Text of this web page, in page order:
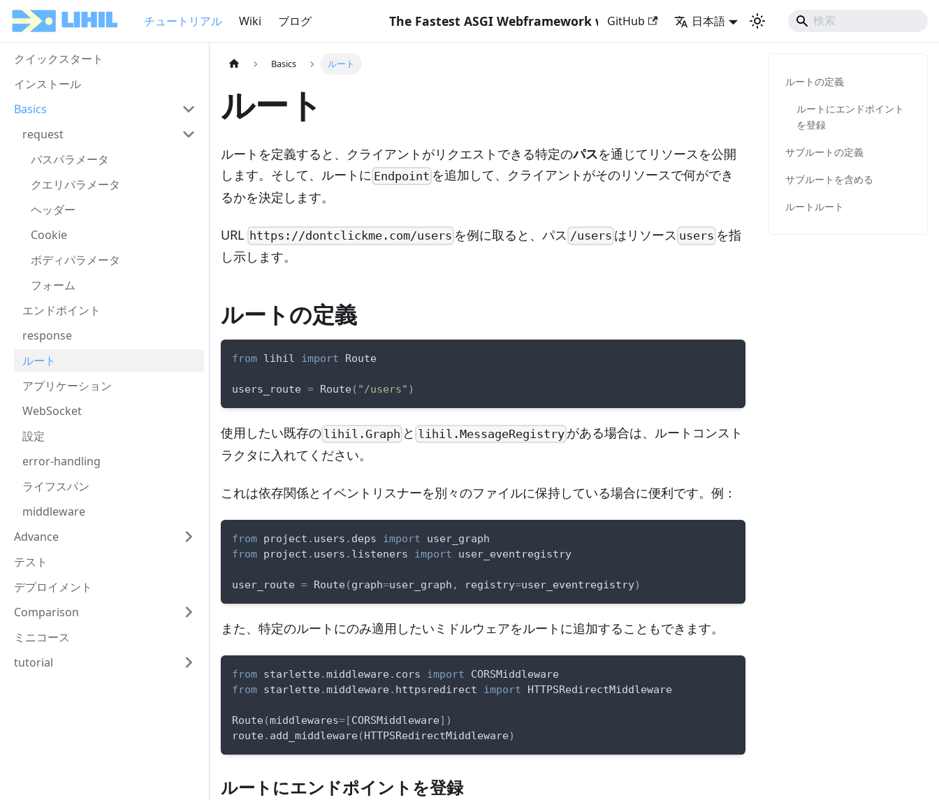
チュートリアル Wiki ブログ The Fastest ASGI Webframework with Django Like Developing Experience
GitHub 日本語
クイックスタート
インストール
Basics
request
パスパラメータ
クエリパラメータ
ヘッダー
Cookie
ボディパラメータ
フォーム
エンドポイント
response
ルート
アプリケーション
WebSocket
設定
error-handling
ライフスパン
middleware
Advance
テスト
デプロイメント
Comparison
ミニコース
tutorial
Basics ルート
ルート
ルートを定義すると、クライアントがリクエストできる特定のパスを通じてリソースを公開
します。そして、ルートに Endpoint を追加して、クライアントがそのリソースで何ができ
るかを決定します。
URL https://dontclickme.com/users を例に取ると、パス /usersはリソース users を指
し示します。
ルートの定義
from lihil import Route
users_route = Route ( "/users" )
使用したい既存の lihil.Graph と lihil.MessageRegistryがある場合は、ルートコンスト
ラクタに入れてください。
これは依存関係とイベントリスナーを別々のファイルに保持している場合に便利です。例：
from project . users . deps import user_graph
from project . users . listeners import user_eventregistry
user_route = Route (graph=user_graph , registry=user_eventregistry)
また、特定のルートにのみ適用したいミドルウェアをルートに追加することもできます。
from starlette .middleware . cors import CORSMiddleware
from starlette .middleware . httpsredirect import HTTPSRedirectMiddleware
Route (middlewares=[CORSMiddleware] )
route . add_middleware (HTTPSRedirectMiddleware)
ルートにエンドポイントを登録
ルートの定義
ルートにエンドポイント
を登録
サブルートの定義
サブルートを含める
ルートルート